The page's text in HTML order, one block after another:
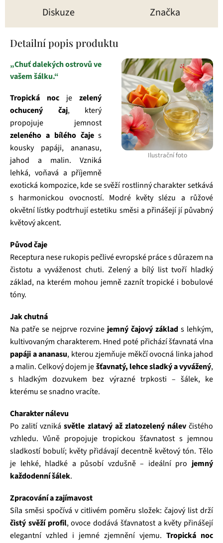
Diskuze Značka
Detailní popis produktu
Ilustrační foto
„Chuť dalekých ostrovů ve
vašem šálku.“
Tropická noc jezelený
ochucený čaj, který
propojuje jemnost
zeleného a bílého čajes
kousky papáji, ananasu,
jahod a malin. Vzniká
lehká, voňavá a příjemně
exotická kompozice, kde se svěží rostlinný charakter setkává
s harmonickou ovocností. Modré květy slézu a růžové
okvětní lístky podtrhují estetiku směsi a přinášejí jí půvabný
květový akcent.
Původ čaje
Receptura nese rukopis pečlivé evropské práce s důrazem na
čistotu a vyváženost chuti. Zelený a bílý list tvoří hladký
základ, na kterém mohou jemně zaznít tropické i bobulové
tóny.
Jak chutná
Na patře se nejprve rozvine jemný čajový základ s lehkým,
kultivovaným charakterem. Hned poté přichází šťavnatá vlna
papáji a ananasu, kterou zjemňuje měkčí ovocná linka jahod
a malin. Celkový dojem ješťavnatý, lehce sladký a vyvážený,
s hladkým dozvukem bez výrazné trpkosti – šálek, ke
kterému se snadno vracíte.
Charakter nálevu
Po zalití vznikásvětle zlatavý až zlatozelený nálevčistého
vzhledu. Vůně propojuje tropickou šťavnatost s jemnou
sladkostí bobulí; květy přidávají decentně květový tón. Tělo
je lehké, hladké a působí vzdušně – ideální pro jemný
každodenní šálek.
Zpracování a zajímavost
Síla směsi spočívá v citlivém poměru složek: čajový list drží
čistý svěží profil, ovoce dodává šťavnatost a květy přinášejí
elegantní vzhled i jemné zjemnění vjemu. Tropická noc